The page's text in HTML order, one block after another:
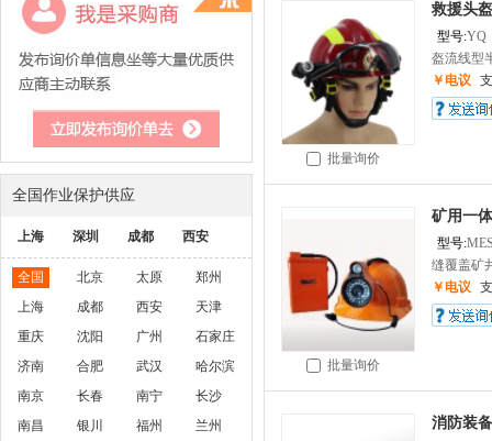
全国作业保护供应
上海 深圳 成都 西安
全国 北京 太原
郑州
上海
成都 西安
天津
重庆
沈阳 广州
石家庄
济南
合肥 武汉
哈尔滨
南京
长春 南宁
长沙
南昌
银川 福州
兰州
批量询价
救援头盔
型号:YQ
盔流线型
￥电议
批量询价
矿用一
型号:
缝覆盖矿
￥电议
消防装